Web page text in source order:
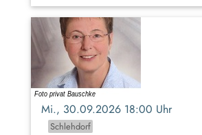
Mi., 30.09.2026 18:00 Uhr
Schlehdorf